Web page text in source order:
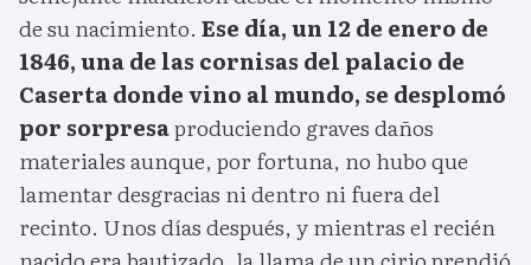
de su nacimiento. Ese día, un 12 de enero de
1846, una de las cornisas del palacio de
Caserta donde vino al mundo, se desplomó
por sorpresaproduciendo graves daños
materiales aunque, por fortuna, no hubo que
lamentar desgracias ni dentro ni fuera del
recinto. Unos días después, y mientras el recién